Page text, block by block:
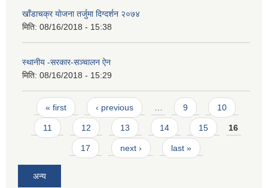
खाँडाचक्र याेजना तर्जुमा दिग्दर्शन २०७४
मिति: 08/16/2018 - 15:38
स्थानीय -सरकार-सञ्चालन ऐन
मिति: 08/16/2018 - 15:29
Pages
« first ‹ previous … 9 10
11 12 13 14 15 16
17 next › last »
अन्य